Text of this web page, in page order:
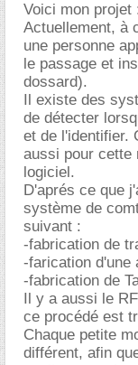
Voici mon projet
Actuellement, à
une personne
le passage et
dossard).
Il existe des
de détecter
et de l'identifier.
aussi pour cette
logiciel.
D'aprés ce que
système de
suivant :
-fabrication de
-farication d'une
-fabrication de
Il y a aussi le
ce procédé est
Chaque petite
différent, afin